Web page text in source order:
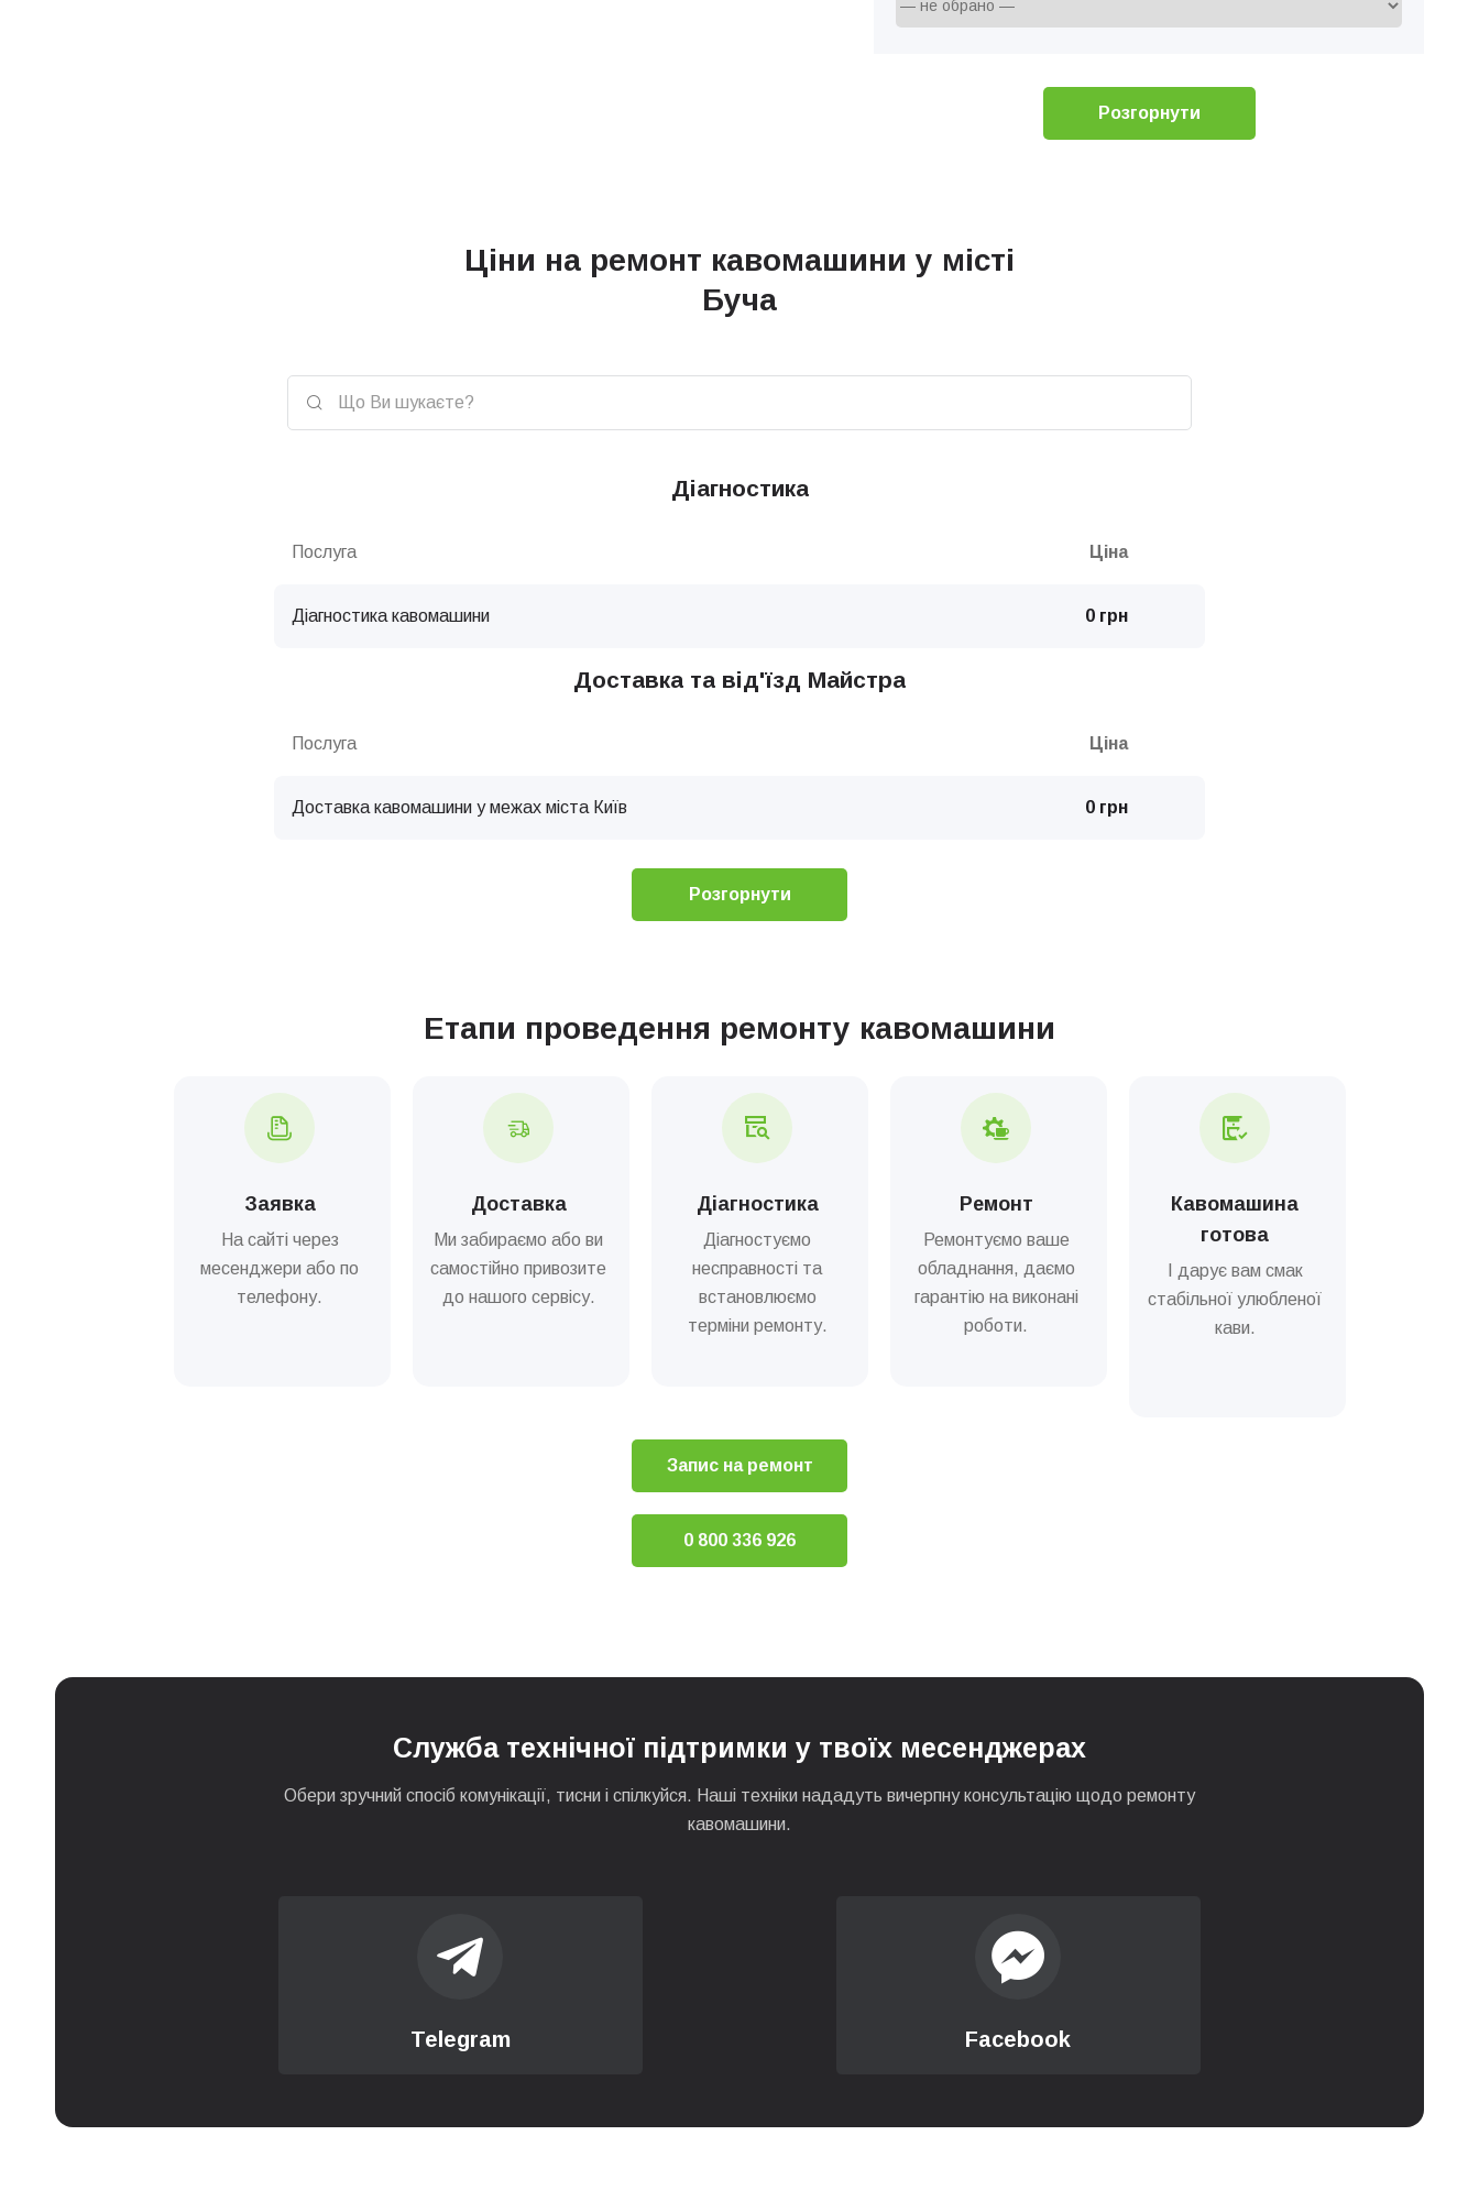
Розгорнути
Ціни на ремонт кавомашини у місті
Буча
Діагностика
Послуга Ціна
Діагностика кавомашини 0 грн
Доставка та від'їзд Майстра
Послуга Ціна
Доставка кавомашини у межах міста Київ 0 грн
Технічне обслуговування кавових машин
Комплексна хімічна чистка кавомашини без молочної системи
Обслуговування молочної системи кавоварки
Не механічне очищення гідросистеми (декальцінація)
Ремонт та сервіс кавових машин
Заміна утримувачів жорен
Заміна жорен (ножів) кавомашини
Розгорнути
Етапи проведення ремонту кавомашини
Заявка
На сайті через
месенджери або по
телефону.
Доставка
Ми забираємо або ви
самостійно привозите
до нашого сервісу.
Діагностика
Діагностуємо
несправності та
встановлюємо
терміни ремонту.
Ремонт
Ремонтуємо ваше
обладнання, даємо
гарантію на виконані
роботи.
Кавомашина
готова
І дарує вам смак
стабільної улюбленої
кави.
Запис на ремонт
0 800 336 926
Служба технічної підтримки у твоїх месенджерах
Обери зручний спосіб комунікації, тисни і спілкуйся. Наші техніки нададуть вичерпну консультацію щодо ремонту
кавомашини.
Telegram Facebook